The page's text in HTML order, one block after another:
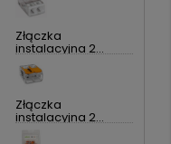
Złączka
instalacyjna 2...
Złączka
instalacyjna 2...